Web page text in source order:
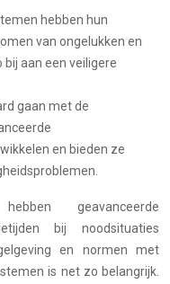
hebben hun
van ongelukken en
aan een veiligere
gaan met de
en bieden ze
geavanceerde
bij noodsituaties
en normen met
is net zo belangrijk.